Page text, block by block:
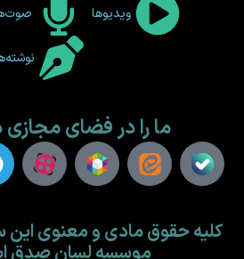
ویدیوها
ما را در فضای مجازی
کلیه حقوق مادی و معنوی این